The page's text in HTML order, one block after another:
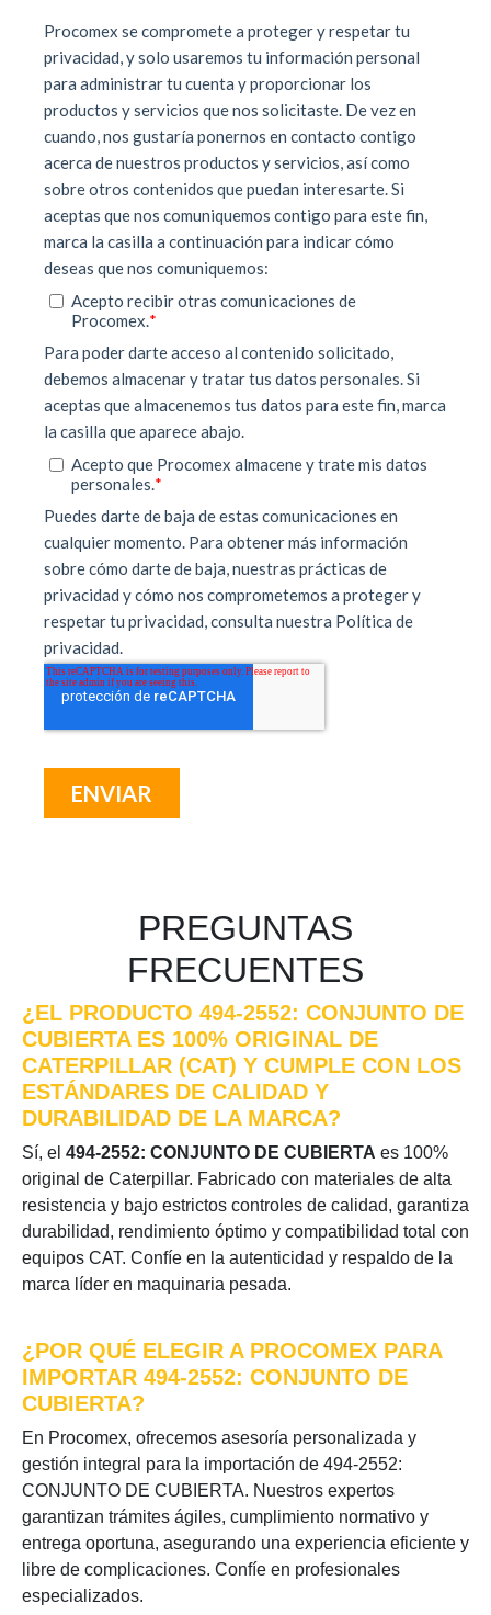
PREGUNTAS
FRECUENTES
¿EL PRODUCTO 494-2552: CONJUNTO DE
CUBIERTA ES 100% ORIGINAL DE
CATERPILLAR (CAT) Y CUMPLE CON LOS
ESTÁNDARES DE CALIDAD Y
DURABILIDAD DE LA MARCA?
Sí, el 494-2552: CONJUNTO DE CUBIERTA es 100%
original de Caterpillar. Fabricado con materiales de alta
resistencia y bajo estrictos controles de calidad, garantiza
durabilidad, rendimiento óptimo y compatibilidad total con
equipos CAT. Confíe en la autenticidad y respaldo de la
marca líder en maquinaria pesada.
¿POR QUÉ ELEGIR A PROCOMEX PARA
IMPORTAR 494-2552: CONJUNTO DE
CUBIERTA?
En Procomex, ofrecemos asesoría personalizada y
gestión integral para la importación de 494-2552:
CONJUNTO DE CUBIERTA. Nuestros expertos
garantizan trámites ágiles, cumplimiento normativo y
entrega oportuna, asegurando una experiencia eficiente y
libre de complicaciones. Confíe en profesionales
especializados.